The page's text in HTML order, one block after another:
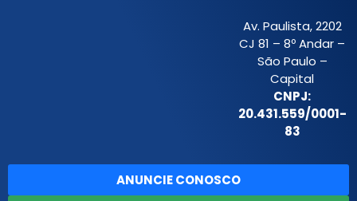
Av. Paulista, 2202
CJ 81 – 8º Andar –
São Paulo –
Capital
CNPJ:
20.431.559/0001-
83
ANUNCIE CONOSCO